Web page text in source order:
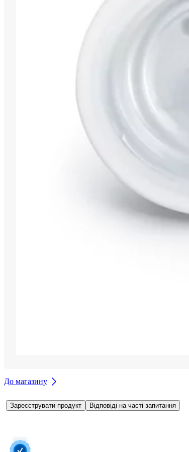
До магазину
Зареєструвати продукт Відповіді на часті запитання